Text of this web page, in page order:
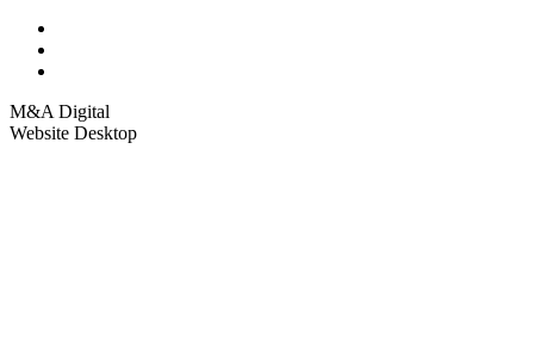
M&A Digital
Website Desktop